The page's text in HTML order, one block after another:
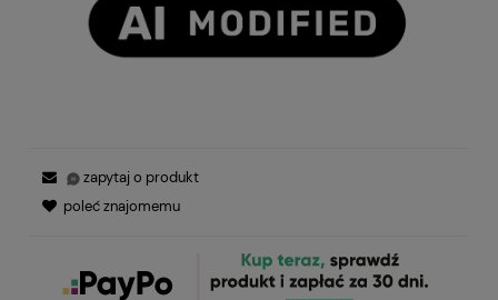
zapytaj o produkt
poleć znajomemu